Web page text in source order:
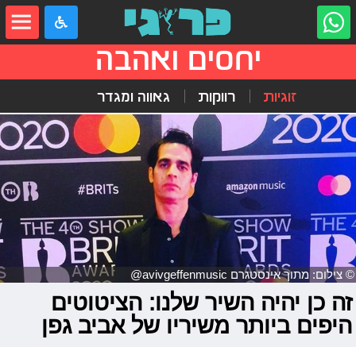
יחסים ואהבה
זוגיות רווקות גאווה ומגדר
© צילום: מתוך אינסטגרם avivgeffenmusic@
זה כן יהיה השיר שלנו: הציטוטים
היפים ביותר משיריו של אביב גפן